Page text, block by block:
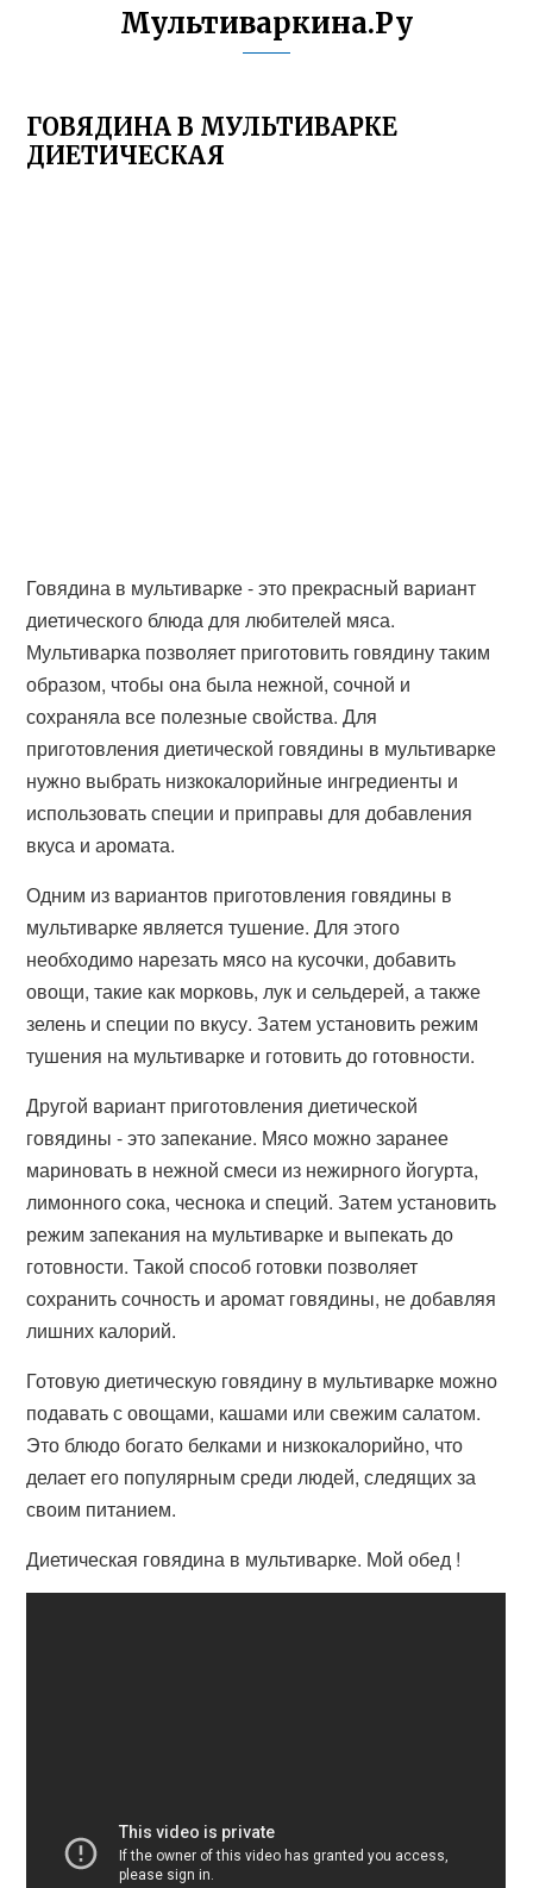
Мультиваркина.Ру
ГОВЯДИНА В МУЛЬТИВАРКЕ
ДИЕТИЧЕСКАЯ
Говядина в мультиварке - это прекрасный вариант
диетического блюда для любителей мяса.
Мультиварка позволяет приготовить говядину таким
образом, чтобы она была нежной, сочной и
сохраняла все полезные свойства. Для
приготовления диетической говядины в мультиварке
нужно выбрать низкокалорийные ингредиенты и
использовать специи и приправы для добавления
вкуса и аромата.
Одним из вариантов приготовления говядины в
мультиварке является тушение. Для этого
необходимо нарезать мясо на кусочки, добавить
овощи, такие как морковь, лук и сельдерей, а также
зелень и специи по вкусу. Затем установить режим
тушения на мультиварке и готовить до готовности.
Другой вариант приготовления диетической
говядины - это запекание. Мясо можно заранее
мариновать в нежной смеси из нежирного йогурта,
лимонного сока, чеснока и специй. Затем установить
режим запекания на мультиварке и выпекать до
готовности. Такой способ готовки позволяет
сохранить сочность и аромат говядины, не добавляя
лишних калорий.
Готовую диетическую говядину в мультиварке можно
подавать с овощами, кашами или свежим салатом.
Это блюдо богато белками и низкокалорийно, что
делает его популярным среди людей, следящих за
своим питанием.
Диетическая говядина в мультиварке. Мой обед !